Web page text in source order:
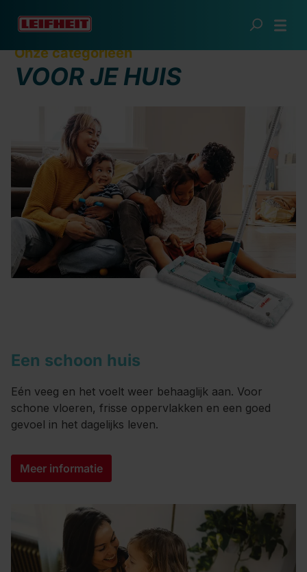
Ga naar de hoofdinhoud
Onze categorieën
VOOR JE HUIS
Een schoon huis
Eén veeg en het voelt weer behaaglijk aan. Voor
schone vloeren, frisse oppervlakken en een goed
gevoel in het dagelijks leven.
Meer informatie